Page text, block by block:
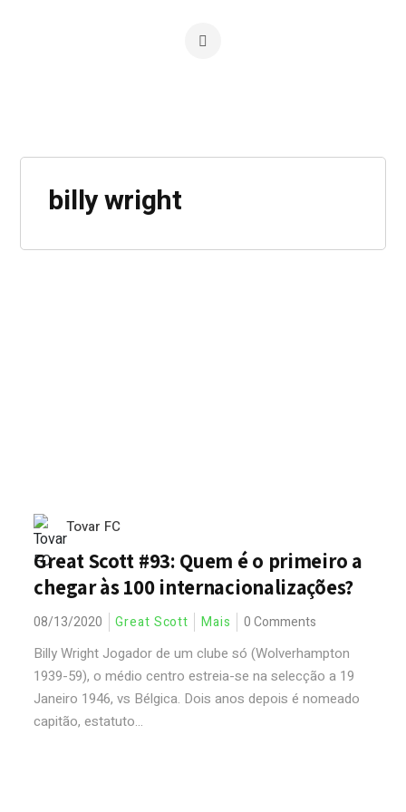
billy wright
Tovar FC
Great Scott #93: Quem é o primeiro a
chegar às 100 internacionalizações?
08/13/2020 Great Scott Mais 0 Comments
Billy Wright Jogador de um clube só (Wolverhampton
1939-59), o médio centro estreia-se na selecção a 19
Janeiro 1946, vs Bélgica. Dois anos depois é nomeado
capitão, estatuto...